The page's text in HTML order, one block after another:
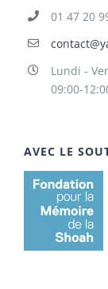
01 47 20
Lundi -
09:00-
AVEC LE